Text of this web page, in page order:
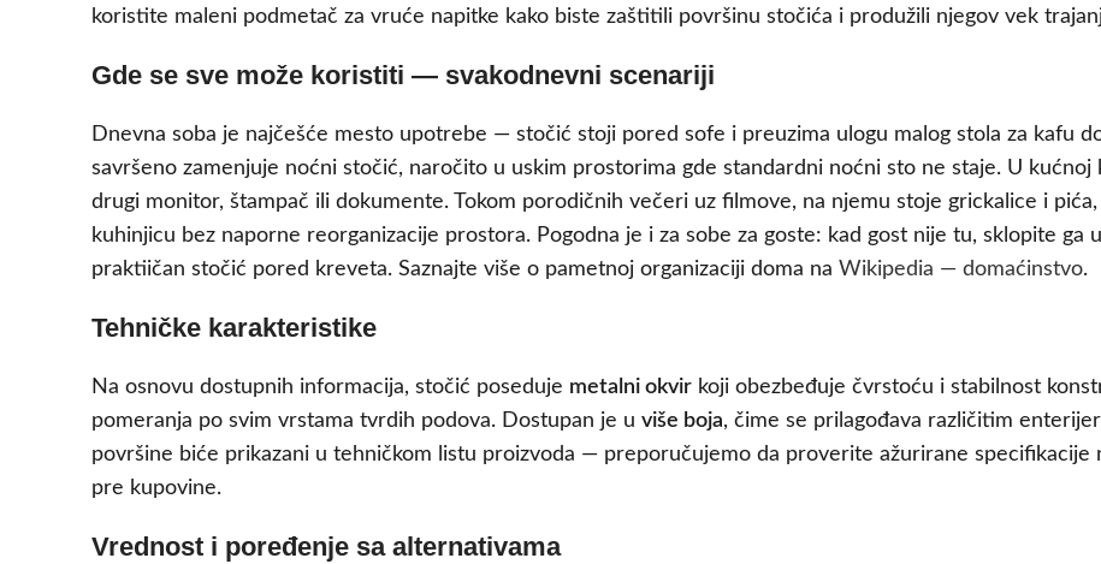
koristite maleni podmetač za vruće napitke kako biste zaštitili površinu stočića i produžili njegov vek
Gde se sve može koristiti — svakodnevni scenariji
Dnevna soba je najčešće mesto upotrebe — stočić stoji pored sofe i preuzima ulogu malog stola za kafu
savršeno zamenjuje noćni stočić, naročito u uskim prostorima gde standardni noćni sto ne staje. U
drugi monitor, štampač ili dokumente. Tokom porodičnih večeri uz filmove, na njemu stoje grickalice i
kuhinjicu bez naporne reorganizacije prostora. Pogodna je i za sobe za goste: kad gost nije tu, sklopite ga
praktiičan stočić pored kreveta. Saznajte više o pametnoj organizaciji doma na Wikipedia — domaćinstvo.
Tehničke karakteristike
Na osnovu dostupnih informacija, stočić poseduje metalni okvir koji obezbeđuje čvrstoću i stabilnost
pomeranja po svim vrstama tvrdih podova. Dostupan je u više boja, čime se prilagođava različitim
površine biće prikazani u tehničkom listu proizvoda — preporučujemo da proverite ažurirane specifikacije
pre kupovine.
Vrednost i poređenje sa alternativama